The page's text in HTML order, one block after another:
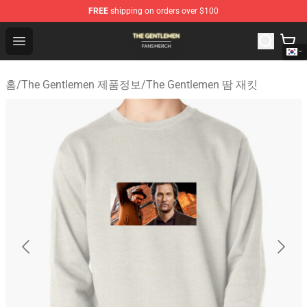
FREE shipping on orders over $100
Open menu
The Gentlemen Shop - Official The Gentlemen
홈/The Gentlemen 제품정보/The Gentlemen 땀 재킷